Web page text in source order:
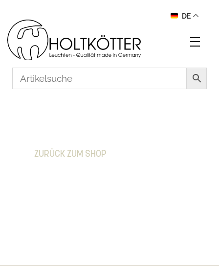
DE
ZURÜCK ZUM SHOP